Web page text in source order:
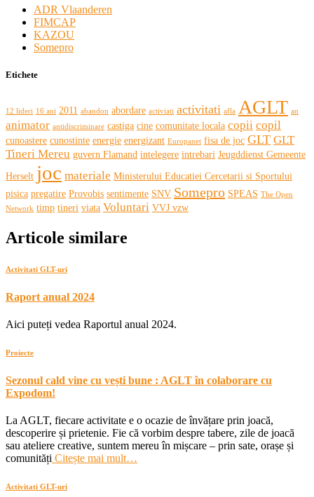
ADR Vlaanderen
FIMCAP
KAZOU
Somepro
Etichete
12 lideri 16 ani 2011 abandon abordare activiati activitati afla AGLT an
animator antidiscriminare castiga cine comunitate locala copii copil
cunoastere cunostinte energie energizant Europanet fisa de joc GLT GLT
Tineri Mereu guvern Flamand intelegere intrebari Jeugddienst Gemeente
Herselt joc materiale Ministerului Educatiei Cercetarii si Sportului
pisica pregatire Provobis sentimente SNV Somepro SPEAS The Open
Network timp tineri viata Voluntari VVJ vzw
Articole similare
Activitati GLT-uri
Raport anual 2024
Aici puteți vedea Raportul anual 2024.
Proiecte
Sezonul cald vine cu vești bune : AGLT în colaborare cu
Expodom!
La AGLT, fiecare activitate e o ocazie de învățare prin joacă,
descoperire și prietenie. Fie că vorbim despre tabere, zile de joacă
sau ateliere creative, suntem mereu în mișcare – prin sate, orașe și
comunități Citește mai mult…
Activitati GLT-uri